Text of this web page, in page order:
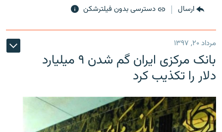
ارسال دسترسی بدون فیلترشکن
مرداد ۲۰, ۱۳۹۷
بانک مرکزی ایران گم شدن ۹ میلیارد
دلار را تکذیب کرد